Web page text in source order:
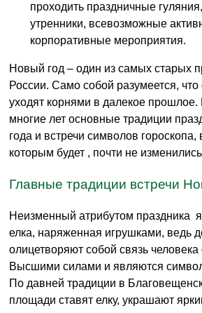
проходить праздничные
утренники, всевозможные
корпоративные мероприятия.
Новый год – один из самых старых
России. Само собой разумеется, что
уходят корнями в далекое прошлое.
многие лет основные традиции
года и встречи символов
которым будет , почти не
Главные традиции встречи
Неизменный атрибутом праздника
елка, наряженная игрушками, ведь
олицетворяют собой связь
Высшими силами и являются
По давней традиции в
площади ставят елку, украшают